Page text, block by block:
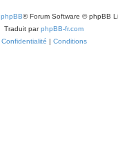
phpBB® Forum Software © phpBB
Traduit parphpBB-fr.com
Confidentialité | Conditions